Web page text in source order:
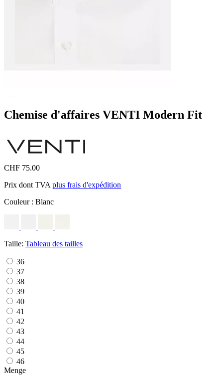
Chemise d'affaires VENTI Modern Fit
CHF 75.00
Prix dont TVA plus frais d'expédition
Couleur : Blanc
Taille: Tableau des tailles
36
37
38
39
40
41
42
43
44
45
46
Menge